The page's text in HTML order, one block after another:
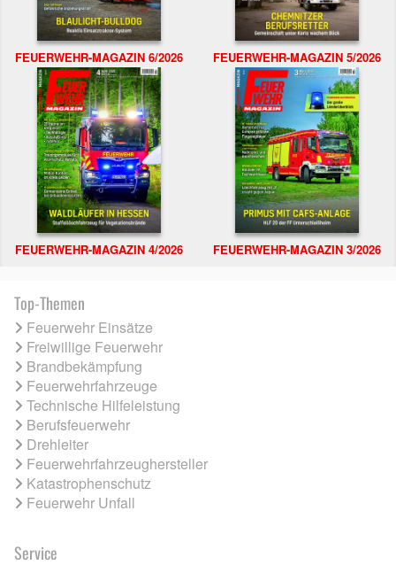
FEUERWEHR-MAGAZIN 6/2026 FEUERWEHR-MAGAZIN 5/2026
FEUERWEHR-MAGAZIN 4/2026 FEUERWEHR-MAGAZIN 3/2026
Top-Themen
Feuerwehr Einsätze
Freiwillige Feuerwehr
Brandbekämpfung
Feuerwehrfahrzeuge
Technische Hilfeleistung
Berufsfeuerwehr
Drehleiter
Feuerwehrfahrzeughersteller
Katastrophenschutz
Feuerwehr Unfall
Service